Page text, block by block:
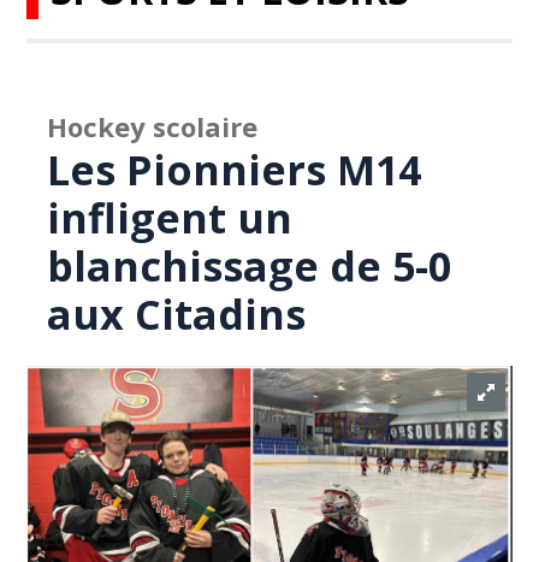
Hockey scolaire
Les Pionniers M14
infligent un
blanchissage de 5-0
aux Citadins